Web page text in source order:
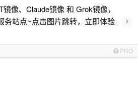
像、Claude镜像 和 Grok镜像，
务站点~点击图片跳转，立即体验
›
PRO